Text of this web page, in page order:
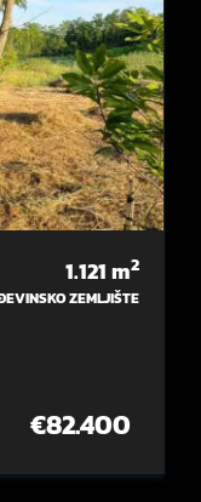
1.121m2
ZEMLJIŠTE
€82.400